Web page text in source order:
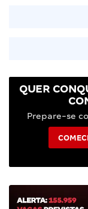
QUER
Prepare-se